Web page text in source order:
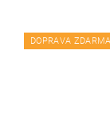
DOPRAVA ZDARMA